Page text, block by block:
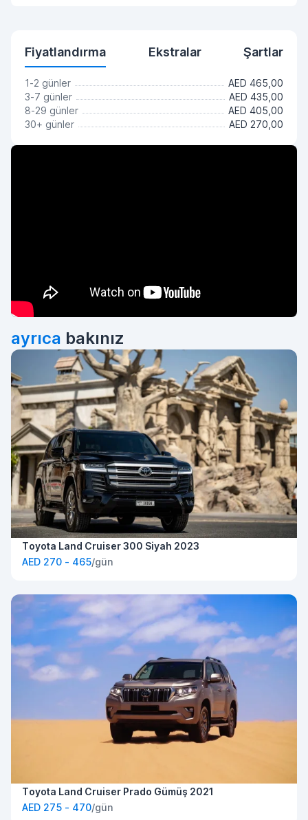
Fiyatlandırma Ekstralar Şartlar
1-2 günler
AED 465,00
3-7 günler
AED 435,00
8-29 günler
AED 405,00
30+ günler
AED 270,00
ayrıca bakınız
Toyota Land Cruiser 300 Siyah 2023
AED 270 - 465/gün
Toyota Land Cruiser Prado Gümüş 2021
AED 275 - 470/gün